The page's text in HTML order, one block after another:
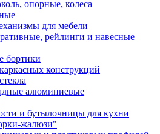
опорные, колеса
для мебели
рейлинги и навесные
бортики
конструкций
алюминиевые
и бутылочницы для кухни
жалюзи"